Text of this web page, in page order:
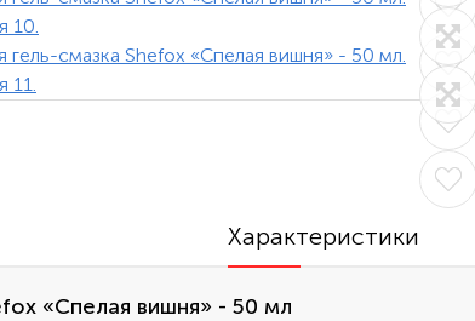
Характеристики
«Спелая вишня» - 50 мл